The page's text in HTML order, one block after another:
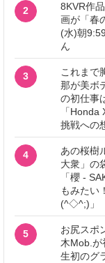
2
8KVR作
画が「春
(水)朝
ん
3
これまで
那が美ボ
の初仕事
「
挑戦への
4
あの桜樹
大衆」の
「櫻 -
もみたい
(^◇^;)」
5
お尻スポ
木Mob.が
生初のグ